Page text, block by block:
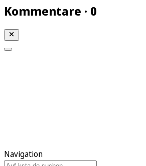
Kommentare · 0
Navigation